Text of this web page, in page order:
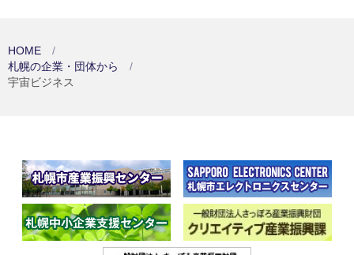
HOME
札幌の企業・団体から
宇宙ビジネス